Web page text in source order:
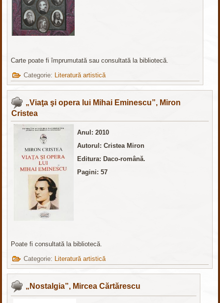
Carte poate fi împrumutată sau consultată la bibliotecă.
Categorie:
Literatură artistică
„Viaţa şi opera lui Mihai Eminescu”, Miron
Cristea
Anul: 2010
Autorul: Cristea Miron
Editura: Daco-română.
Pagini: 57
Poate fi consultată la bibliotecă.
Categorie:
Literatură artistică
„Nostalgia”, Mircea Cărtărescu